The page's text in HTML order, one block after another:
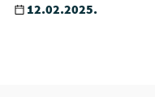
12.02.2025.